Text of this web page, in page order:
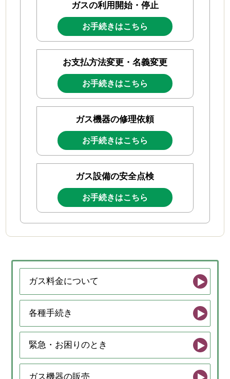
ガス（火・お湯）が出ないとき
ガスが臭い・警報機が鳴った
地震のとき、災害のとき
機器の故障時
新製品・キャンペーン
サスティナビリティ
カーボンオフセットLPG
SDGｓ
健康経営優良法人
企業情報
会社案内
会社沿革
取組宣言
採用情報
募集要項
ガスの利用開始・停止
お手続きはこちら
お支払方法変更・名義変更
お手続きはこちら
ガス機器の修理依頼
お手続きはこちら
ガス設備の安全点検
お手続きはこちら
ガス料金について
各種手続き
緊急・お困りのとき
ガス機器の販売